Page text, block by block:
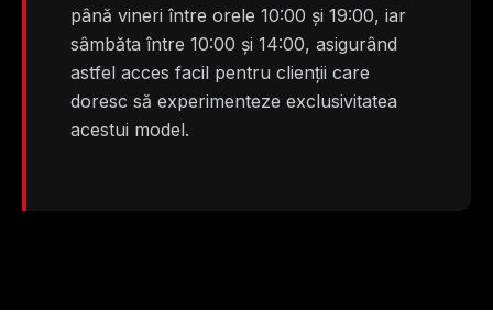
până vineri între orele 10:00 și 19:00, iar
sâmbăta între 10:00 și 14:00, asigurând
astfel acces facil pentru clienții care
doresc să experimenteze exclusivitatea
acestui model.